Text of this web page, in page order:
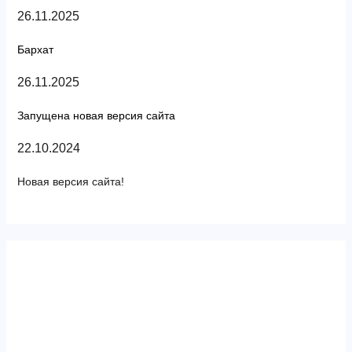
26.11.2025
Бархат
26.11.2025
Запущена новая версия сайта
22.10.2024
Новая версия сайта!